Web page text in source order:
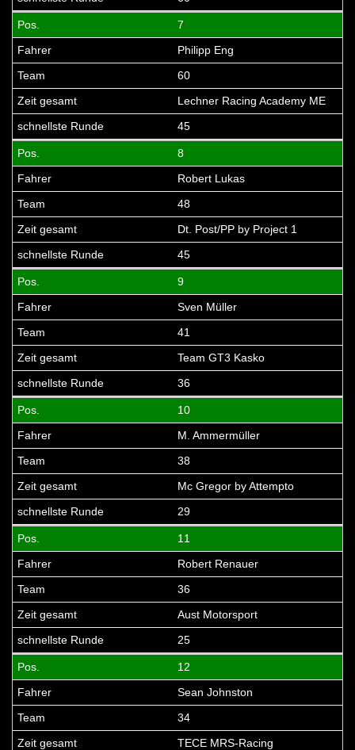
7
Philipp Eng
60
Lechner Racing Academy ME
45
8
Robert Lukas
48
Dt. Post/PP by Project 1
45
9
Sven Müller
41
Team GT3 Kasko
36
10
M. Ammermüller
38
Mc Gregor by Attempto
29
11
Robert Renauer
36
Aust Motorsport
25
12
Sean Johnston
34
TECE MRS-Racing